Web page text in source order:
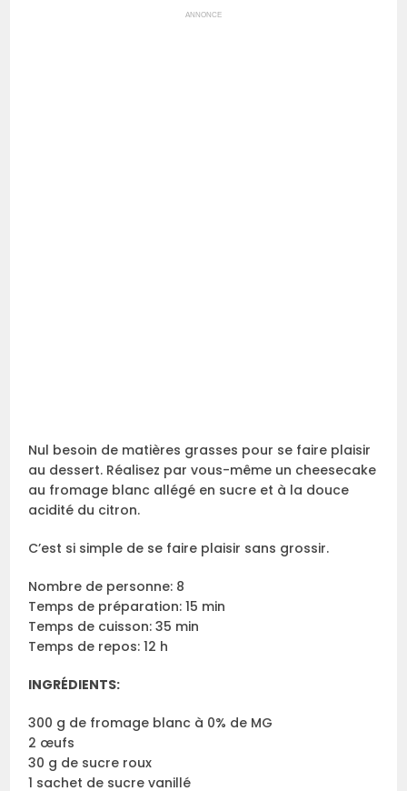
ANNONCE
Nul besoin de matières grasses pour se faire plaisir
au dessert. Réalisez par vous-même un cheesecake
au fromage blanc allégé en sucre et à la douce
acidité du citron.
C’est si simple de se faire plaisir sans grossir.
Nombre de personne: 8
Temps de préparation: 15 min
Temps de cuisson: 35 min
Temps de repos: 12 h
INGRÉDIENTS:
300 g de fromage blanc à 0% de MG
2 œufs
30 g de sucre roux
1 sachet de sucre vanillé